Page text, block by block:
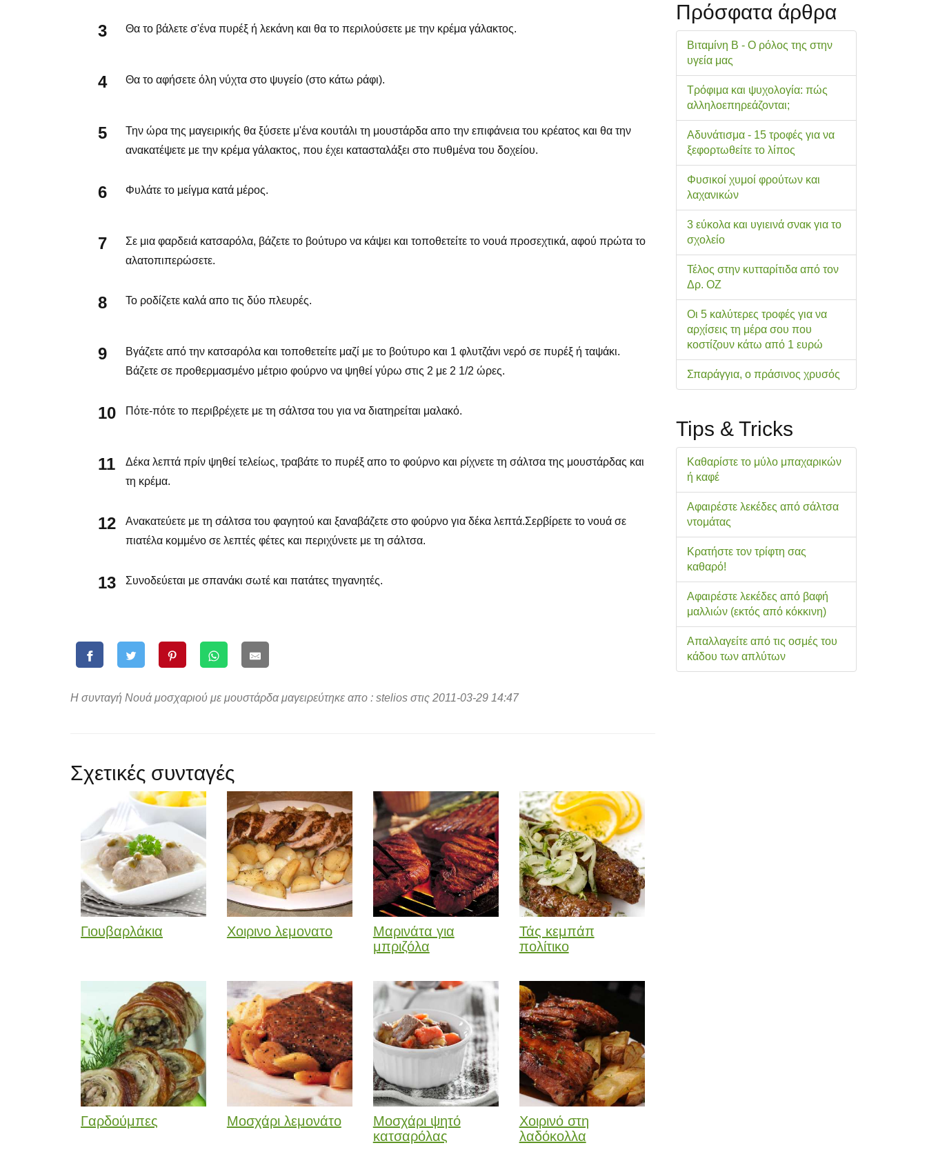
Θα το βάλετε σ'ένα πυρέξ ή λεκάνη και θα το περιλούσετε με την κρέμα γάλακτος.
Θα το αφήσετε όλη νύχτα στο ψυγείο (στο κάτω ράφι).
Την ώρα της μαγειρικής θα ξύσετε μ'ένα κουτάλι τη μουστάρδα απο την επιφάνεια του κρέατος και θα την
ανακατέψετε με την κρέμα γάλακτος, που έχει κατασταλάξει στο πυθμένα του δοχείου.
Φυλάτε το μείγμα κατά μέρος.
Σε μια φαρδειά κατσαρόλα, βάζετε το βούτυρο να κάψει και τοποθετείτε το νουά προσεχτικά, αφού πρώτα το
αλατοπιπερώσετε.
Το ροδίζετε καλά απο τις δύο πλευρές.
Βγάζετε από την κατσαρόλα και τοποθετείτε μαζί με το βούτυρο και 1 φλυτζάνι νερό σε πυρέξ ή ταψάκι.
Βάζετε σε προθερμασμένο μέτριο φούρνο να ψηθεί γύρω στις 2 με 2 1/2 ώρες.
Πότε-πότε το περιβρέχετε με τη σάλτσα του για να διατηρείται μαλακό.
Δέκα λεπτά πρίν ψηθεί τελείως, τραβάτε το πυρέξ απο το φούρνο και ρίχνετε τη σάλτσα της μουστάρδας και
τη κρέμα.
Ανακατεύετε με τη σάλτσα του φαγητού και ξαναβάζετε στο φούρνο για δέκα λεπτά.Σερβίρετε το νουά σε
πιατέλα κομμένο σε λεπτές φέτες και περιχύνετε με τη σάλτσα.
Συνοδεύεται με σπανάκι σωτέ και πατάτες τηγανητές.
Η συνταγή Νουά μοσχαριού με μουστάρδα μαγειρεύτηκε απο : stelios στις 2011-03-29 14:47
Σχετικές συνταγές
Γιουβαρλάκια Χοιρινο λεμονατο
Μαρινάτα για
μπριζόλα
Τάς κεμπάπ
πολίτικο
Γαρδούμπες Μοσχάρι λεμονάτο
Μοσχάρι ψητό
κατσαρόλας
Χοιρινό στη
λαδόκολλα
Πρόσφατα άρθρα
Βιταμίνη Β - Ο ρόλος της στην
υγεία μας
Τρόφιμα και ψυχολογία: πώς
αλληλοεπηρεάζονται;
Αδυνάτισμα - 15 τροφές για να
ξεφορτωθείτε το λίπος
Φυσικοί χυμοί φρούτων και
λαχανικών
3 εύκολα και υγιεινά σνακ για το
σχολείo
Τέλος στην κυτταρίτιδα από τον
Δρ. ΟΖ
Οι 5 καλύτερες τροφές για να
αρχίσεις τη μέρα σου που
κοστίζουν κάτω από 1 ευρώ
Σπαράγγια, ο πράσινος χρυσός
Tips & Tricks
Καθαρίστε το μύλο μπαχαρικών
ή καφέ
Αφαιρέστε λεκέδες από σάλτσα
ντομάτας
Κρατήστε τον τρίφτη σας
καθαρό!
Αφαιρέστε λεκέδες από βαφή
μαλλιών (εκτός από κόκκινη)
Απαλλαγείτε από τις οσμές του
κάδου των απλύτων